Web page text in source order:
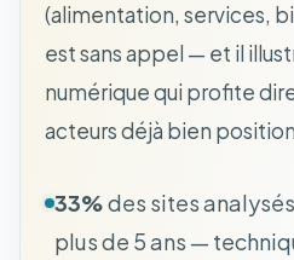
(alimentation, services,
est sans appel — et il
numérique qui profite
acteurs déjà bien
33%des sites
plus de 5 ans —